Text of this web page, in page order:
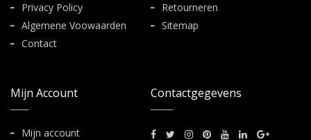
Privacy Policy
Algemene Voowaarden
Contact
Retourneren
Sitemap
Mijn Account
Mijn account
Contactgegevens